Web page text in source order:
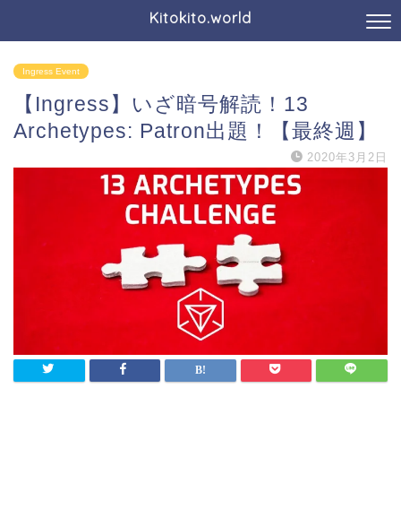
Kitokito.world
Ingress Event
【Ingress】いざ暗号解読！13
Archetypes: Patron出題！【最終週】
2020年3月2日